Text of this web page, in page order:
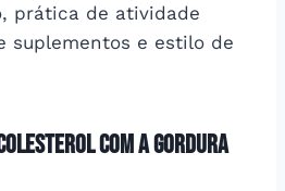
prática de atividade
suplementos e estilo de
com a gordura